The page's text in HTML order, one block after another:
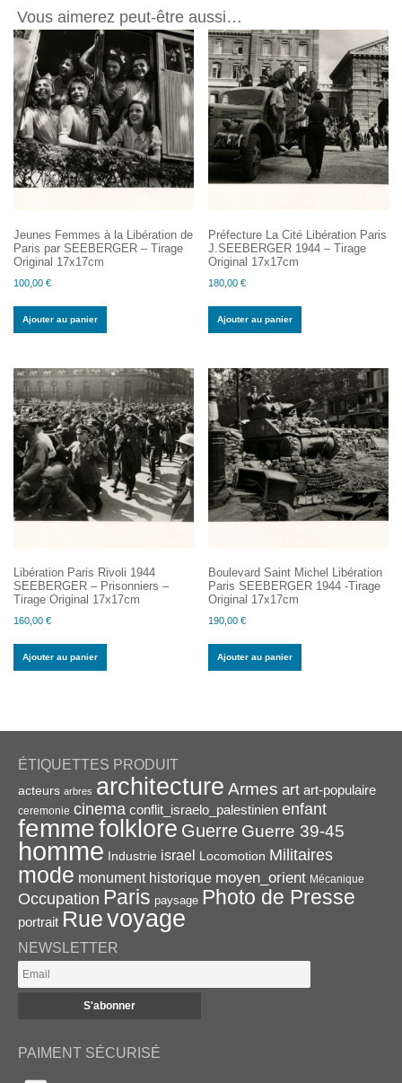
Tirages
17x17
Vous aimerez peut-être aussi…
Jeunes Femmes à la Libération de
Paris par SEEBERGER – Tirage
Original 17x17cm
100,00 €
Ajouter au panier
Préfecture La Cité Libération Paris
J.SEEBERGER 1944 – Tirage
Original 17x17cm
180,00€
Ajouter au panier
Libération Paris Rivoli 1944
SEEBERGER – Prisonniers –
Tirage Original 17x17cm
160,00 €
Ajouter au panier
Boulevard Saint Michel Libération
Paris SEEBERGER 1944 -Tirage
Original 17x17cm
190,00€
Ajouter au panier
ÉTIQUETTES PRODUIT
acteurs arbres architecture Armes art art-populaire
ceremonie cinema conflit_israelo_palestinien enfant
femmefolklore Guerre Guerre 39-45
homme Industrie israel Locomotion Militaires
mode monument historique moyen_orient Mécanique
Occupation Paris paysage Photo de Presse
portrait Ruevoyage
NEWSLETTER
PAIMENT SÉCURISÉ